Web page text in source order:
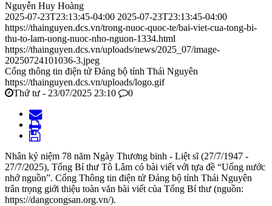
Nguyễn Huy Hoàng
2025-07-23T23:13:45-04:00 2025-07-23T23:13:45-04:00
https://thainguyen.dcs.vn/trong-nuoc-quoc-te/bai-viet-cua-tong-bi-
thu-to-lam-uong-nuoc-nho-nguon-1334.html
https://thainguyen.dcs.vn/uploads/news/2025_07/image-
20250724101036-3.jpeg
Cổng thông tin điện tử Đảng bộ tỉnh Thái Nguyên
https://thainguyen.dcs.vn/uploads/logo.gif
Thứ tư - 23/07/2025 23:10
0
Nhân kỷ niệm 78 năm Ngày Thương binh - Liệt sĩ (27/7/1947 -
27/7/2025), Tổng Bí thư Tô Lâm có bài viết với tựa đề “Uống nước
nhớ nguồn”. Cổng Thông tin điện tử Đảng bộ tỉnh Thái Nguyên
trân trọng giới thiệu toàn văn bài viết của Tổng Bí thư (nguồn:
https://dangcongsan.org.vn/).